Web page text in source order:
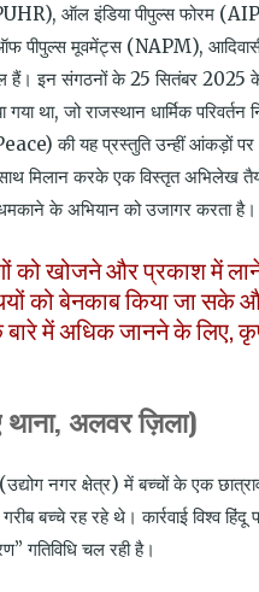
ऑल इंडिया पीपुल्स फोरम
मूवमेंट्स (NAPM),
इन संगठनों के 25 सितंबर 2025 के
था, जो राजस्थान धार्मिक
की यह प्रस्तुति उन्हीं आंकड़ों पर
मिलान करके एक विस्तृत अभिलेख
के अभियान को उजागर करता है।
को खोजने और प्रकाश में लाने
को बेनकाब किया जा सके
में अधिक जानने के लिए,
अलवर ज़िला)
नगर क्षेत्र) में बच्चों के एक
गरीब बच्चे रह रहे थे। कार्रवाई विश्व
गतिविधि चल रही है।